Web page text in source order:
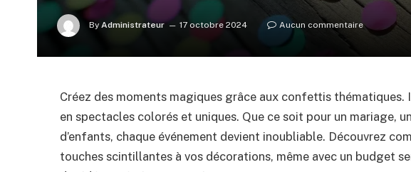
By Administrateur 17 octobre 2024 Aucun commentaire
Créez des moments magiques grâce aux confettis
en spectacles colorés et uniques. Que ce soit pour un mariage,
d’enfants, chaque événement devient inoubliable. Découvrez
touches scintillantes à vos décorations, même avec un budget